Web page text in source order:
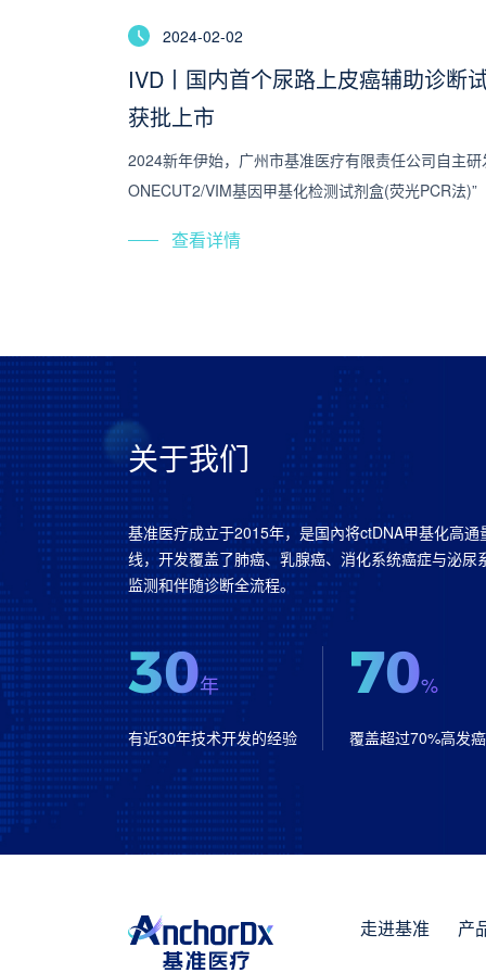
2024-02-02
IVD丨国内首个尿路上皮癌辅助诊断
获批上市
2024新年伊始，广州市基准医疗有限责任公司自主研
ONECUT2/VIM基因甲基化检测试剂盒(荧光PCR法
20243400221）[1]。
查看详情
关于我们
基准医疗成立于2015年，是国內将ctDNA甲基化高通
线，开发覆盖了肺癌、乳腺癌、消化系统癌症与泌
监测和伴随诊断全流程。
30年
有近30年技术开发的经验
70%
覆盖超过70%高发
走进基准 产